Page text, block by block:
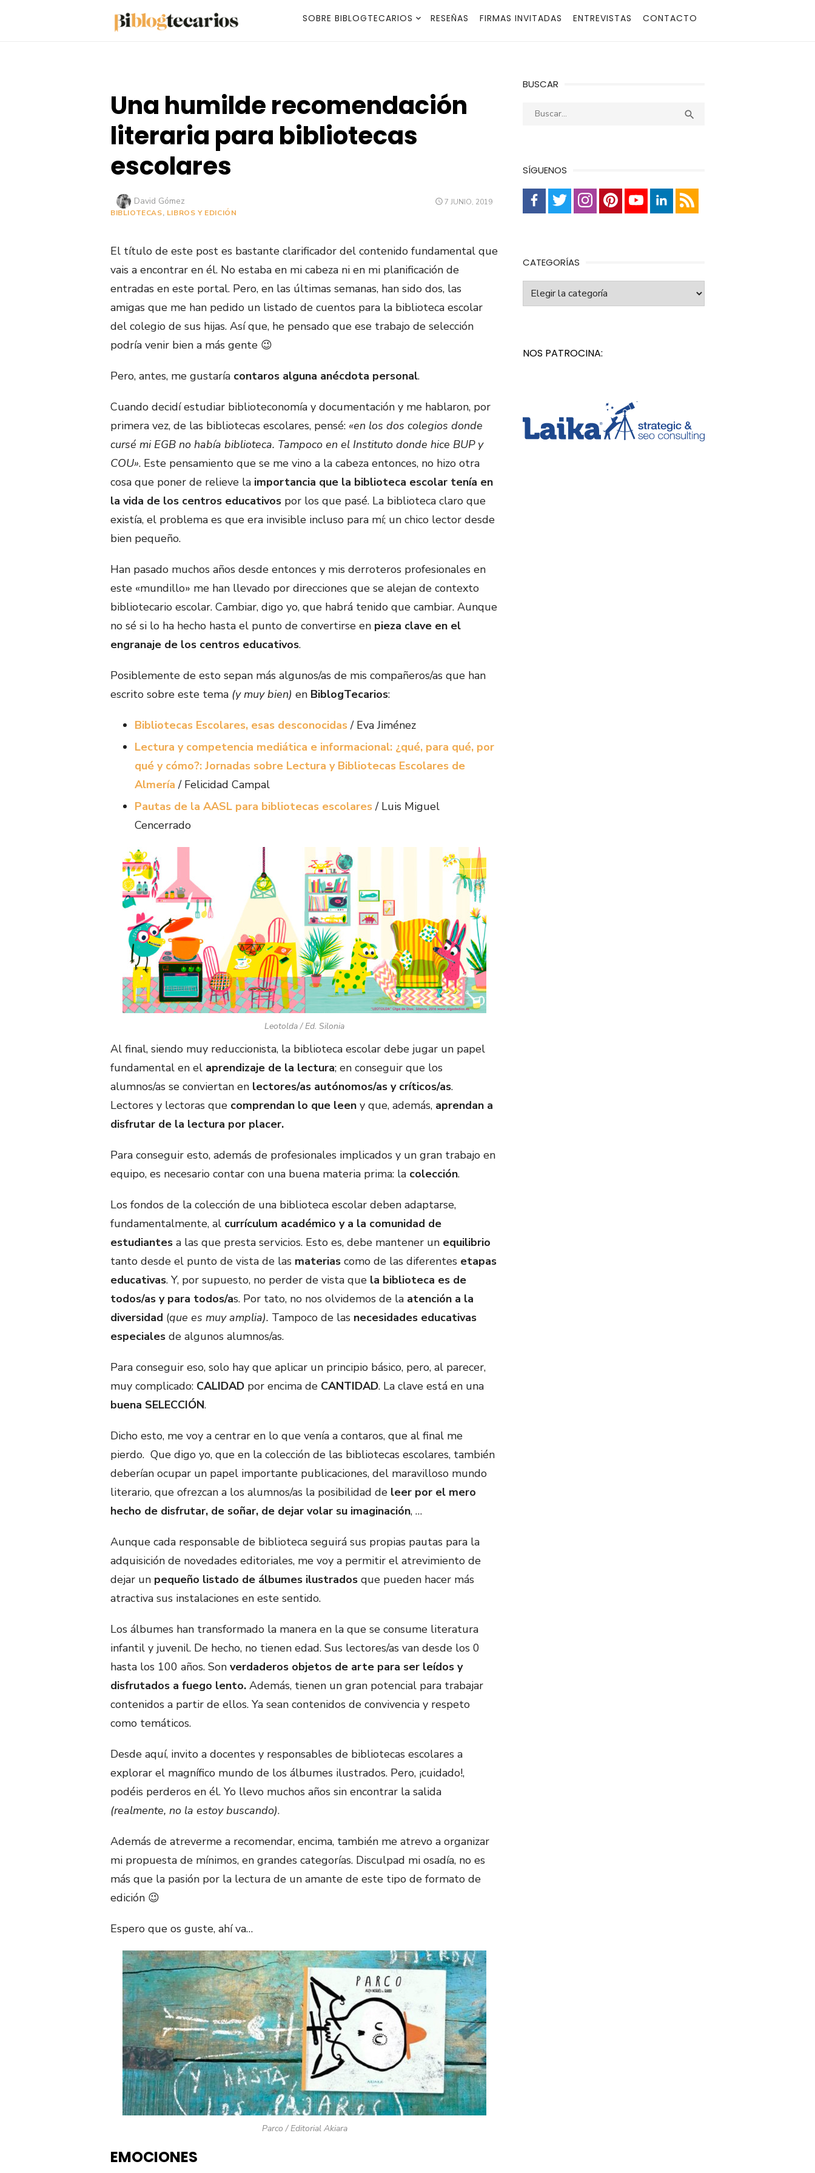
SOBRE BIBLOGTECARIOS RESEÑAS FIRMAS INVITADAS ENTREVISTAS CONTACTO
Una humilde recomendación
literaria para bibliotecas
escolares
PUBLICADO
7 JUNIO, 2019
Autor
David Gómez
BIBLIOTECAS, LIBROS Y EDICIÓN
El título de este post es bastante clarificador del contenido fundamental que
vais a encontrar en él. No estaba en mi cabeza ni en mi planificación de
entradas en este portal. Pero, en las últimas semanas, han sido dos, las
amigas que me han pedido un listado de cuentos para la biblioteca escolar
del colegio de sus hijas. Así que, he pensado que ese trabajo de selección
podría venir bien a más gente 😉
Pero, antes, me gustaría contaros alguna anécdota personal.
Cuando decidí estudiar biblioteconomía y documentación y me hablaron, por
primera vez, de las bibliotecas escolares, pensé: «en los dos colegios donde
cursé mi EGB no había biblioteca. Tampoco en el Instituto donde hice BUP y
COU». Este pensamiento que se me vino a la cabeza entonces, no hizo otra
cosa que poner de relieve la importancia que la biblioteca escolar tenía en
la vida de los centros educativos por los que pasé. La biblioteca claro que
existía, el problema es que era invisible incluso para mí; un chico lector desde
bien pequeño.
Han pasado muchos años desde entonces y mis derroteros profesionales en
este «mundillo» me han llevado por direcciones que se alejan de contexto
bibliotecario escolar. Cambiar, digo yo, que habrá tenido que cambiar. Aunque
no sé si lo ha hecho hasta el punto de convertirse en pieza clave en el
engranaje de los centros educativos.
Posiblemente de esto sepan más algunos/as de mis compañeros/as que han
escrito sobre este tema (y muy bien) en BiblogTecarios:
Bibliotecas Escolares, esas desconocidas / Eva Jiménez
Lectura y competencia mediática e informacional: ¿qué, para qué, por
qué y cómo?: Jornadas sobre Lectura y Bibliotecas Escolares de
Almería / Felicidad Campal
Pautas de la AASL para bibliotecas escolares / Luis Miguel
Cencerrado
Leotolda / Ed. Silonia
Al final, siendo muy reduccionista, la biblioteca escolar debe jugar un papel
fundamental en el aprendizaje de la lectura; en conseguir que los
alumnos/as se conviertan en lectores/as autónomos/as y críticos/as.
Lectores y lectoras que comprendan lo que leen y que, además, aprendan a
disfrutar de la lectura por placer.
Para conseguir esto, además de profesionales implicados y un gran trabajo en
equipo, es necesario contar con una buena materia prima: la colección.
Los fondos de la colección de una biblioteca escolar deben adaptarse,
fundamentalmente, al currículum académico y a la comunidad de
estudiantes a las que presta servicios. Esto es, debe mantener un equilibrio
tanto desde el punto de vista de las materias como de las diferentes etapas
educativas. Y, por supuesto, no perder de vista que la biblioteca es de
todos/as y para todos/as. Por tato, no nos olvidemos de la atención a la
diversidad (que es muy amplia). Tampoco de las necesidades educativas
especiales de algunos alumnos/as.
Para conseguir eso, solo hay que aplicar un principio básico, pero, al parecer,
muy complicado: CALIDAD por encima de CANTIDAD. La clave está en una
buena SELECCIÓN.
Dicho esto, me voy a centrar en lo que venía a contaros, que al final me
pierdo. Que digo yo, que en la colección de las bibliotecas escolares, también
deberían ocupar un papel importante publicaciones, del maravilloso mundo
literario, que ofrezcan a los alumnos/as la posibilidad de leer por el mero
hecho de disfrutar, de soñar, de dejar volar su imaginación, …
Aunque cada responsable de biblioteca seguirá sus propias pautas para la
adquisición de novedades editoriales, me voy a permitir el atrevimiento de
dejar un pequeño listado de álbumes ilustrados que pueden hacer más
atractiva sus instalaciones en este sentido.
Los álbumes han transformado la manera en la que se consume literatura
infantil y juvenil. De hecho, no tienen edad. Sus lectores/as van desde los 0
hasta los 100 años. Son verdaderos objetos de arte para ser leídos y
disfrutados a fuego lento. Además, tienen un gran potencial para trabajar
contenidos a partir de ellos. Ya sean contenidos de convivencia y respeto
como temáticos.
Desde aquí, invito a docentes y responsables de bibliotecas escolares a
explorar el magnífico mundo de los álbumes ilustrados. Pero, ¡cuidado!,
podéis perderos en él. Yo llevo muchos años sin encontrar la salida
(realmente, no la estoy buscando).
Además de atreverme a recomendar, encima, también me atrevo a organizar
mi propuesta de mínimos, en grandes categorías. Disculpad mi osadía, no es
más que la pasión por la lectura de un amante de este tipo de formato de
edición 😉
Espero que os guste, ahí va…
Parco / Editorial Akiara
EMOCIONES
BUSCAR
Buscar: 
SÍGUENOS
CATEGORÍAS
NOS PATROCINA: